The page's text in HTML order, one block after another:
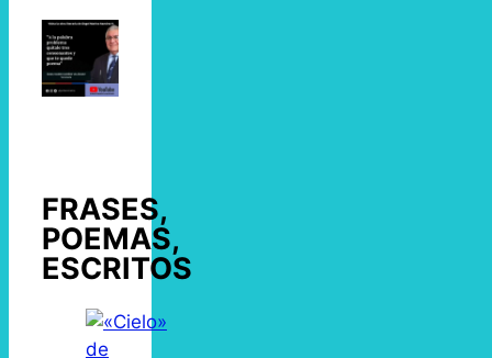
FRASES,
POEMAS,
ESCRITOS